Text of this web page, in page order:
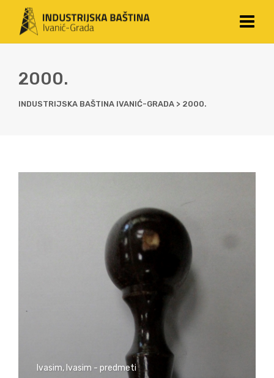
2000.
INDUSTRIJSKA BAŠTINA IVANIĆ-GRADA > 2000.
Ivasim, Ivasim - predmeti